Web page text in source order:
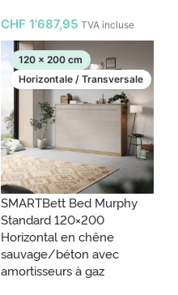
CHF 1'687,95 TVA incluse
120 x 200 cm
Horizontale / Transversale
SMARTBett Bed Murphy
Standard 120×200
Horizontal en chêne
sauvage/béton avec
amortisseurs à gaz